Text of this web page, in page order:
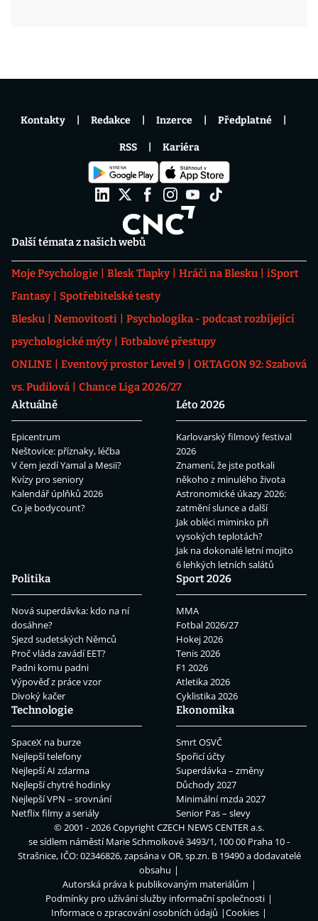
Další témata z našich webů
Moje Psychologie Blesk Tlapky Hráči na Blesku
iSport
Fantasy
Spotřebitelské testy
Blesku
Nemovitosti
Psychologika - podcast rozbíjející
psychologické mýty
Fotbalové přestupy
ONLINE
Eventový prostor Level 9
OKTAGON 92: Szabová
vs. Pudilová
Chance Liga 2026/27
Aktuálně
Epicentrum
Neštovice: příznaky, léčba
V čem jezdí Yamal a Mesii?
Kvízy pro seniory
Kalendář úplňků 2026
Co je bodycount?
Léto 2026
Karlovarský filmový festival
2026
Znamení, že jste potkali
někoho z minulého života
Astronomické úkazy 2026:
zatmění slunce a další
Jak obléci miminko při
vysokých teplotách?
Jak na dokonalé letní mojito
6 lehkých letních salátů
Politika
Nová superdávka: kdo na ní
dosáhne?
Sjezd sudetských Němců
Proč vláda zavádí EET?
Padni komu padni
Výpověď z práce vzor
Divoký kačer
Sport 2026
MMA
Fotbal 2026/27
Hokej 2026
Tenis 2026
F1 2026
Atletika 2026
Cyklistika 2026
Technologie
SpaceX na burze
Nejlepší telefony
Nejlepší AI zdarma
Nejlepší chytré hodinky
Nejlepší VPN – srovnání
Netflix filmy a seriály
Ekonomika
Smrt OSVČ
Spořicí účty
Superdávka – změny
Důchody 2027
Minimální mzda 2027
Senior Pas – slevy
Kontakty Redakce Inzerce Předplatné
RSS Kariéra
© 2001 - 2026 CopyrightCZECH NEWS CENTER a.s.
se sídlem náměstí Marie Schmolkové 3493/1, 100 00 Praha 10 -
Strašnice, IČO: 02346826, zapsána v OR, sp.zn. B 19490 a dodavatelé
obsahu
Autorská práva k publikovaným materiálům
Podmínky pro užívání služby informační společnosti
Informace o zpracování osobních údajů
Cookies